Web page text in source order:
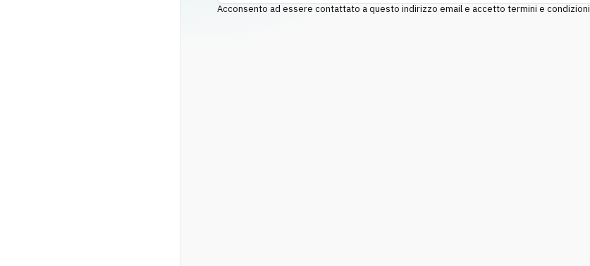
Acconsento ad essere contattato a questo indirizzo email e accetto termini e condizioni